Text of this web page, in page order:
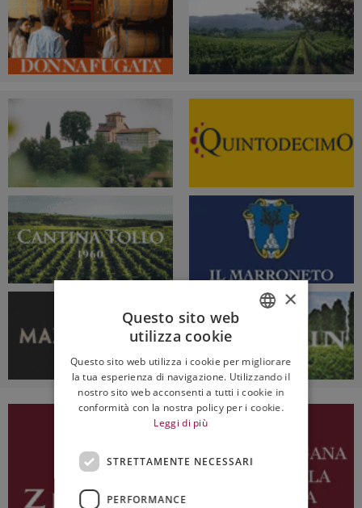
ENGLISH
×
Questo sito web
utilizza cookie
Questo sito web utilizza i cookie per migliorare
la tua esperienza di navigazione. Utilizzando il
nostro sito web acconsenti a tutti i cookie in
conformità con la nostra policy per i cookie.
Leggi di più
STRETTAMENTE NECESSARI
PERFORMANCE